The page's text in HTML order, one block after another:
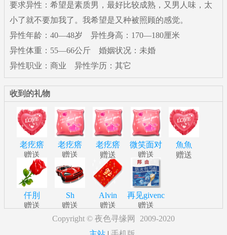
要求异性：希望是素质男，最好比较成熟，又男人味，太
小了就不要加我了。我希望是又种被照顾的感觉。
异性年龄：40—48岁 异性身高：170—180厘米
异性体重：55—66公斤 婚姻状况：未婚
异性职业：商业 异性学历：其它
收到的礼物
老疙瘩
赠送
老疙瘩
赠送
老疙瘩
赠送
微笑面对
赠送
魚魚
赠送
仟刖
赠送
Sh
赠送
Alvin
赠送
再见givenc
赠送
Copyright © 夜色寻缘网
2009-2020